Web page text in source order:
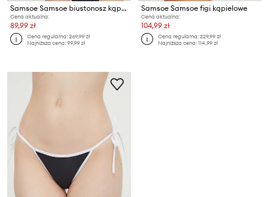
Samsoe Samsoe biustonosz kąpielowy SALEAH
Cena aktualna:
89,99 zł
Cena regularna:269,99 zł
Najniższa cena:99,99 zł
Samsoe Samsoe figi kąpielowe
Cena aktualna:
104,99 zł
Cena regularna:229,99 zł
Najniższa cena:114,99 zł